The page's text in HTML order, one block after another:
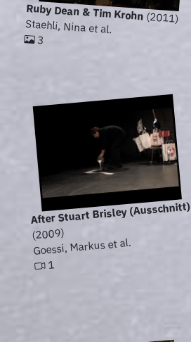
Ruby Dean & Tim Krohn(2011)
Staehli, Nina et al.
3
After Stuart Brisley (Ausschnitt)
(2009)
Goessi, Markus et al.
1